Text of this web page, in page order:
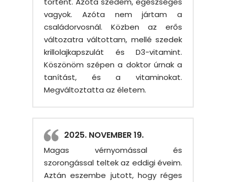
vagyok. Azóta nem jártam a
családorvosnál. Közben az erős
változatra váltottam, mellé szedek
krillolajkapszulát és D3-vitamint.
Köszönöm szépen a doktor úrnak a
tanítást, és a vitaminokat.
Megváltoztatta az életem.
2025. NOVEMBER 19.
Magas vérnyomással és
szorongással teltek az eddigi éveim.
Aztán eszembe jutott, hogy réges